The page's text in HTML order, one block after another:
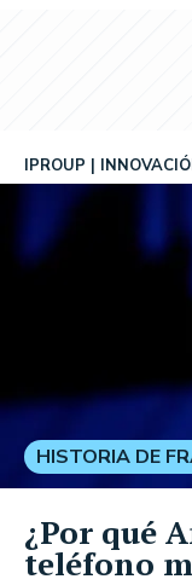
IPROUP
HISTORIA DE
¿Por qué
teléfono